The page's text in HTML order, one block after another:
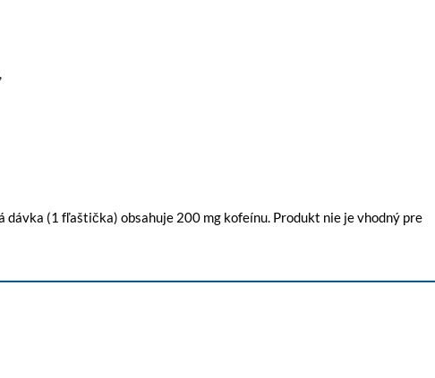
dávka (1 fľaštička) obsahuje 200 mg kofeínu. Produkt nie je vhodný pre